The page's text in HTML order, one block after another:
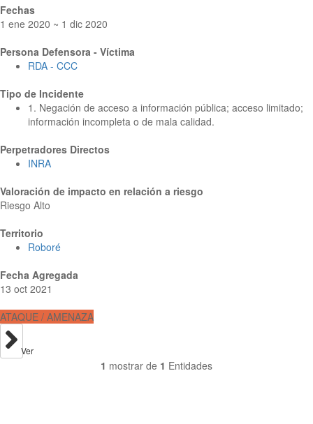
Fechas
1 ene 2020 ~ 1 dic 2020
Persona Defensora - Víctima
RDA - CCC
Tipo de Incidente
1. Negación de acceso a información pública; acceso limitado;
información incompleta o de mala calidad.
Perpetradores Directos
INRA
Valoración de impacto en relación a riesgo
Riesgo Alto
Territorio
Roboré
Fecha Agregada
13 oct 2021
ATAQUE / AMENAZA
Ver
1 mostrar de 1 Entidades